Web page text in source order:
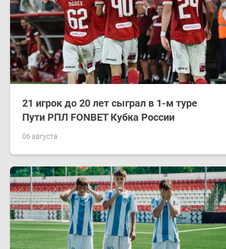
06 августа
21 игрок до 20 лет сыграл в 1-м туре
Пути РПЛ FONBET Кубка России